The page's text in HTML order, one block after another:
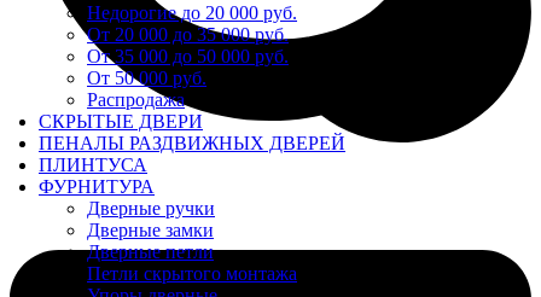
Недорогие до 20 000 руб.
От 20 000 до 35 000 руб.
От 35 000 до 50 000 руб.
От 50 000 руб.
Распродажа
СКРЫТЫЕ ДВЕРИ
ПЕНАЛЫ РАЗДВИЖНЫХ ДВЕРЕЙ
ПЛИНТУСА
ФУРНИТУРА
Дверные ручки
Дверные замки
Дверные петли
Петли скрытого монтажа